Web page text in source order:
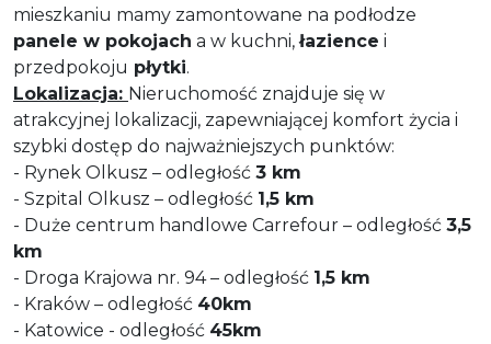
mieszkaniu mamy zamontowane na podłodze
panele w pokojach a w kuchni,łazience i
przedpokoju płytki.
Lokalizacja: Nieruchomość znajduje się w
atrakcyjnej lokalizacji, zapewniającej komfort życia i
szybki dostęp do najważniejszych punktów:
- Rynek Olkusz – odległość 3 km
- Szpital Olkusz – odległość 1,5 km
- Duże centrum handlowe Carrefour – odległość 3,5
km
- Droga Krajowa nr. 94 – odległość 1,5 km
- Kraków – odległość 40km
- Katowice - odległość 45km